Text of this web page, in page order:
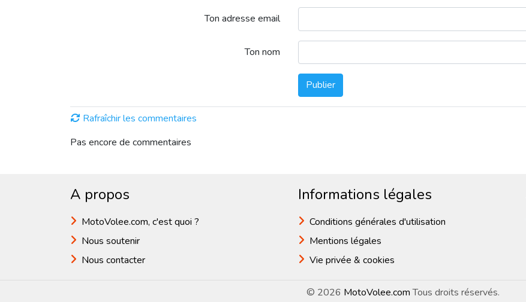
Ton adresse email
Ton nom
Publier
Rafraîchir les commentaires
Pas encore de commentaires
A propos
MotoVolee.com, c'est quoi ?
Nous soutenir
Nous contacter
Informations légales
Conditions générales d'utilisation
Mentions légales
Vie privée & cookies
© 2026 MotoVolee.comTous droits réservés.